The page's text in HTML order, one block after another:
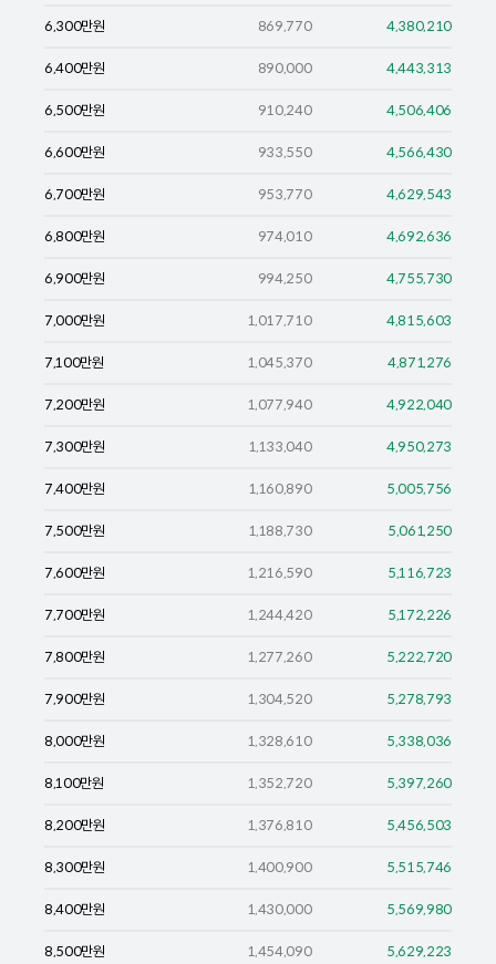
6,300만원 869,770 4,380,210
6,400만원 890,000 4,443,313
6,500만원 910,240 4,506,406
6,600만원 933,550 4,566,430
6,700만원 953,770 4,629,543
6,800만원 974,010 4,692,636
6,900만원 994,250 4,755,730
7,000만원 1,017,710 4,815,603
7,100만원 1,045,370 4,871,276
7,200만원 1,077,940 4,922,040
7,300만원 1,133,040 4,950,273
7,400만원 1,160,890 5,005,756
7,500만원 1,188,730 5,061,250
7,600만원 1,216,590 5,116,723
7,700만원 1,244,420 5,172,226
7,800만원 1,277,260 5,222,720
7,900만원 1,304,520 5,278,793
8,000만원 1,328,610 5,338,036
8,100만원 1,352,720 5,397,260
8,200만원 1,376,810 5,456,503
8,300만원 1,400,900 5,515,746
8,400만원 1,430,000 5,569,980
8,500만원 1,454,090 5,629,223